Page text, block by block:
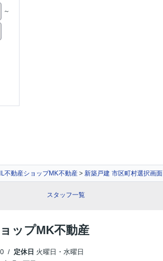
不動産ショップMK不動産 新築戸建 市区町村選択画面
スタッフ一覧
ップMK不動産
/ 定休日 火曜日・水曜日